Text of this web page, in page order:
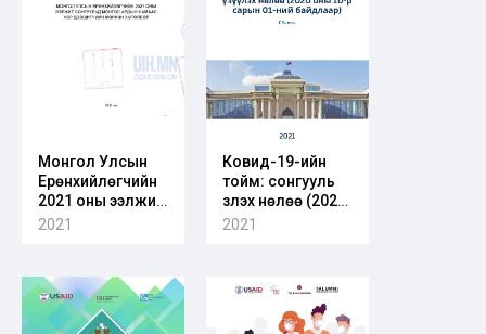
Монгол Улсын
Ерөнхийлөгчийн
2021 оны ээлжит
сонгуульд
дэвшигчийн
мөрийн хөтөлбөр
2021
Ковид-19-ийн
тойм: сонгууль
үзүүлэх нөлөө (2020
оны 10-р сарын
2021